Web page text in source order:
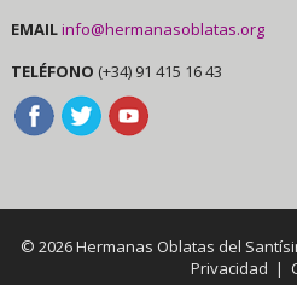
EMAILinfo@hermanasoblatas.org
TELÉFONO (+34) 91 415 16 43
© 2026 Hermanas Oblatas del
Privacidad |